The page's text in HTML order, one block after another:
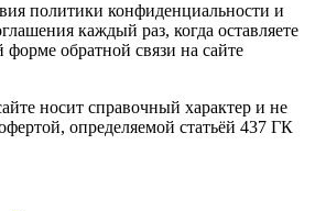
политики конфиденциальности и
каждый раз, когда оставляете
обратной связи на сайте
носит справочный характер и не
определяемой статьёй 437 ГК